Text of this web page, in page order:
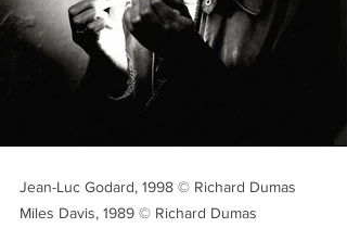
Jean-Luc Godard, 1998 © Richard Dumas
Miles Davis, 1989 © Richard Dumas